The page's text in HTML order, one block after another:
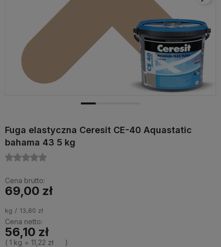
Fuga elastyczna Ceresit CE-40 Aquastatic
bahama 43 5 kg
Cena brutto:
69,00 zł
kg 13,80 zł
Cena netto:
56,10 zł
( 1 kg = 11,22 zł )